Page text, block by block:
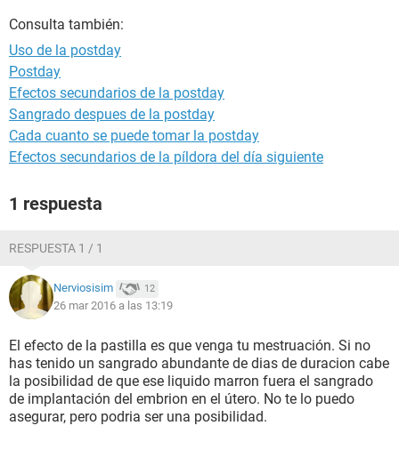
Consulta también:
Uso de la postday
Postday
Efectos secundarios de la postday
Sangrado despues de la postday
Cada cuanto se puede tomar la postday
Efectos secundarios de la píldora del día siguiente
1 respuesta
RESPUESTA 1 / 1
Nerviosisim 12
26 mar 2016 a las 13:19
El efecto de la pastilla es que venga tu mestruación. Si no
has tenido un sangrado abundante de dias de duracion cabe
la posibilidad de que ese liquido marron fuera el sangrado
de implantación del embrion en el útero. No te lo puedo
asegurar, pero podria ser una posibilidad.